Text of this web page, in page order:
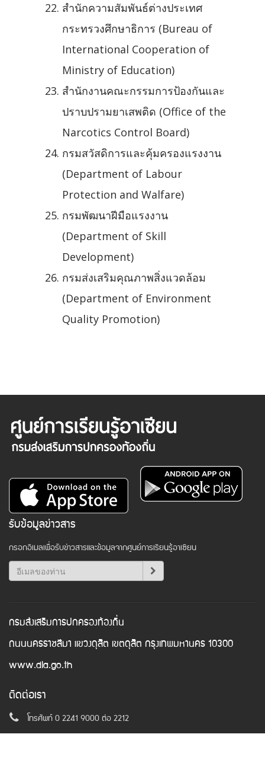
สำนักความสัมพันธ์ต่างประเทศ
กระทรวงศึกษาธิการ (Bureau of
International Cooperation of
Ministry of Education)
สำนักงานคณะกรรมการป้องกันและ
ปราบปรามยาเสพติด (Office of the
Narcotics Control Board)
กรมสวัสดิการและคุ้มครองแรงงาน
(Department of Labour
Protection and Walfare)
กรมพัฒนาฝีมือแรงงาน
(Department of Skill
Development)
กรมส่งเสริมคุณภาพสิ่งแวดล้อม
(Department of Environment
Quality Promotion)
รับข้อมูลข่าวสาร
กรอกอีเมลเพื่อรับข่าวสารและข้อมูลจากศูนย์การเรียนรู้อาเซียน
กรมส่งเสริมการปกครองท้องถิ่น
ถนนนครราชสีมา แขวงดุสิต เขตดุสิต กรุงเทพมหานคร 10300
www.dla.go.th
ติดต่อเรา
โทรศัพท์ 0 2241 9000 ต่อ 2212